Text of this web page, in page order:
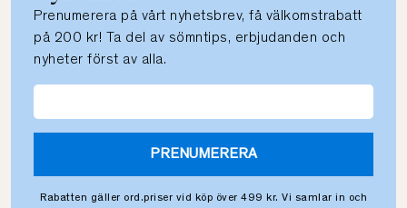
Prenumerera på vårt nyhetsbrev, få välkomstrabatt
på 200 kr! Ta del av sömntips, erbjudanden och
nyheter först av alla.
PRENUMERERA
Rabatten gäller ord.priser vid köp över 499 kr. Vi samlar in och